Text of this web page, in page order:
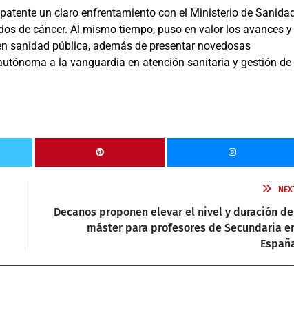
un claro enfrentamiento con el Ministerio de
de cáncer. Al mismo tiempo, puso en valor los avances y
sanidad pública, además de presentar novedosas
a la vanguardia en atención sanitaria y gestión de
Decanos proponen elevar el nivel y duración
máster para profesores de Secundaria